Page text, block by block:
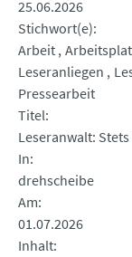
25.06.2026
Stichwort(e)
Arbeit
Leseranliegen
Pressearbeit
Titel
Leseranwalt:
In
drehscheibe
Am
01.07.2026
Inhalt